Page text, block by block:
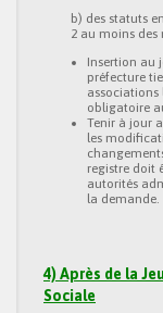
b) des statuts
2 au moins
Insertion au
préfecture
associations
obligatoire
Tenir à jour
les
registre doit
autorités
la demande.
4) Après de la
Sociale